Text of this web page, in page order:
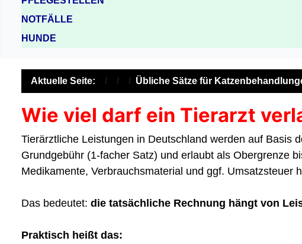
NOTFÄLLE
HUNDE
Aktuelle Seite: Übliche Sätze für
Wie viel darf ein Tierarzt
Tierärztliche Leistungen in Deutschland werden auf Basis
Grundgebühr (1-facher Satz) und erlaubt als Obergrenze
Medikamente, Verbrauchsmaterial und ggf. Umsatzsteuer
Das bedeutet: die tatsächliche Rechnung hängt von
Praktisch heißt das: